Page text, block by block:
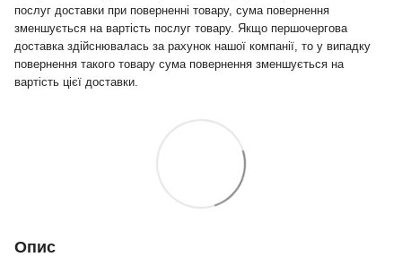
послуг доставки при поверненні товару, сума повернення
зменшується на вартість послуг товару. Якщо першочергова
доставка здійснювалась за рахунок нашої компанії, то у випадку
повернення такого товару сума повернення зменшується на
вартість цієї доставки.
Опис